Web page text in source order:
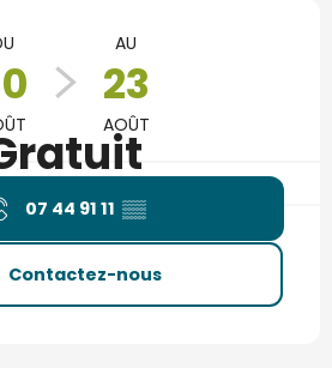
AU
23
AOÛT
07 44 91 11 ▒▒
Contactez-nous